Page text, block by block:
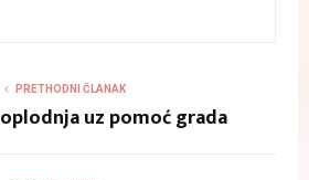
PRETHODNI ČLANAK
uz pomoć grada